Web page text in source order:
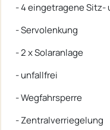
- 4 eingetragene Sitz-
- Servolenkung
- 2 x Solaranlage
- unfallfrei
- Wegfahrsperre
- Zentralverriegelung